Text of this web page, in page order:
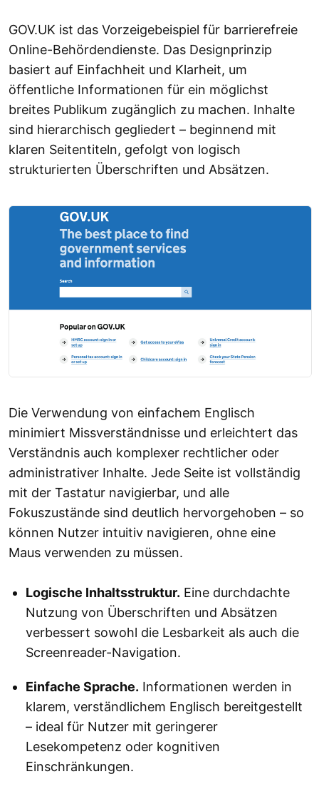
GOV.UK ist das Vorzeigebeispiel für barrierefreie
Online-Behördendienste. Das Designprinzip
basiert auf Einfachheit und Klarheit, um
öffentliche Informationen für ein möglichst
breites Publikum zugänglich zu machen. Inhalte
sind hierarchisch gegliedert – beginnend mit
klaren Seitentiteln, gefolgt von logisch
strukturierten Überschriften und Absätzen.
Die Verwendung von einfachem Englisch
minimiert Missverständnisse und erleichtert das
Verständnis auch komplexer rechtlicher oder
administrativer Inhalte. Jede Seite ist vollständig
mit der Tastatur navigierbar, und alle
Fokuszustände sind deutlich hervorgehoben – so
können Nutzer intuitiv navigieren, ohne eine
Maus verwenden zu müssen.
Logische Inhaltsstruktur. Eine durchdachte
Nutzung von Überschriften und Absätzen
verbessert sowohl die Lesbarkeit als auch die
Screenreader-Navigation.
Einfache Sprache. Informationen werden in
klarem, verständlichem Englisch bereitgestellt
– ideal für Nutzer mit geringerer
Lesekompetenz oder kognitiven
Einschränkungen.